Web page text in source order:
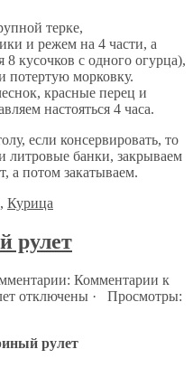
терке,
и режем на 4 части, а
кусочков с одного огурца),
потертую морковку.
красные перец и
настояться 4 часа.
если консервировать, то
литровые банки, закрываем
а потом закатываем.
, Курица
рулет
Комментарии к
отключены · Просмотры: